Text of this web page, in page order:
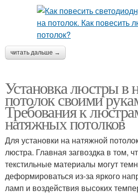
читать дальше →
Установка люстры в
потолок своими
Требования к
натяжных потолков
Для установки на натяжной
люстра. Главная загвоздка в том,
текстильные материалы могут
деформироваться из-за яркого
ламп и воздействия высоких